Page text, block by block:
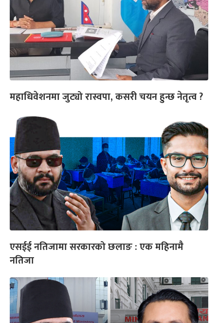
महाधिवेशनमा जुट्यो रास्वपा, कसरी चयन हुन्छ नेतृत्व ?
एसईई नतिजामा सरकारको छलाङ : एक महिनामै
नतिजा